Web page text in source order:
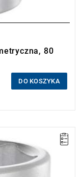
80
DO KOSZYKA